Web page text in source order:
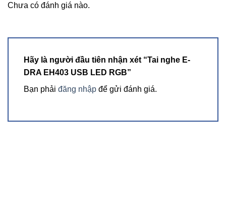
Hãng sản xuất
Chưa có đánh giá nào.
Hãy là người đầu tiên nhận xét “Tai nghe E-
DRA EH403 USB LED RGB”
Bạn phải đăng nhập để gửi đánh giá.